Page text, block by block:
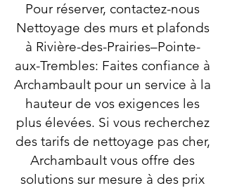
Pour réserver, contactez-nous
Nettoyage des murs et plafonds
à Rivière-des-Prairies–Pointe-
aux-Trembles: Faites confiance à
Archambault pour un service à la
hauteur de vos exigences les
plus élevées. Si vous recherchez
des tarifs de nettoyage pas cher,
Archambault vous offre des
solutions sur mesure à des prix